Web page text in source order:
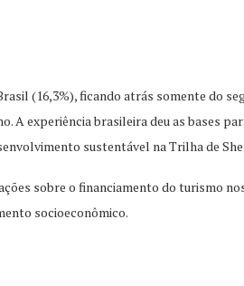
(16,3%), ficando atrás somente do
A experiência brasileira deu as bases
sustentável na Trilha de
sobre o financiamento do turismo
socioeconômico.